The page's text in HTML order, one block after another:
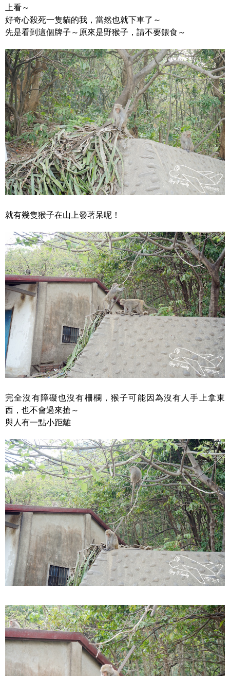
上看～
好奇心殺死一隻貓的我，當然也就下車了～
先是看到這個牌子～原來是野猴子，請不要餵食～
就有幾隻猴子在山上發著呆呢！
完全沒有障礙也沒有柵欄，猴子可能因為沒有人手上拿東
西，也不會過來搶～
與人有一點小距離